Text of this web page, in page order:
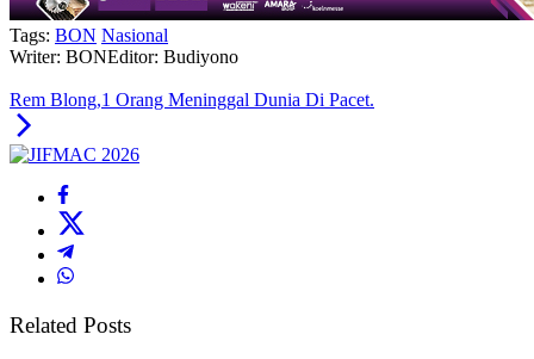
Tags: BON Nasional
Writer: BONEditor: Budiyono
Rem Blong,1 Orang Meninggal Dunia Di Pacet.
Related Posts